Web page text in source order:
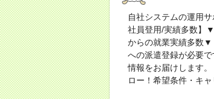
自社システムの運用
社員登用/実績多数】
からの就業実績多数▼
への派遣登録が必要
情報をお届けします
ロー！希望条件・キ